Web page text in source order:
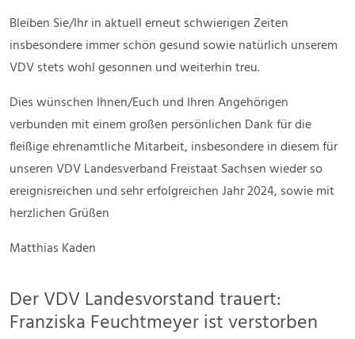
Bleiben Sie/Ihr in aktuell erneut schwierigen Zeiten
insbesondere immer schön gesund sowie natürlich unserem
VDV stets wohl gesonnen und weiterhin treu.
Dies wünschen Ihnen/Euch und Ihren Angehörigen
verbunden mit einem großen persönlichen Dank für die
fleißige ehrenamtliche Mitarbeit, insbesondere in diesem für
unseren VDV Landesverband Freistaat Sachsen wieder so
ereignisreichen und sehr erfolgreichen Jahr 2024, sowie mit
herzlichen Grüßen
Matthias Kaden
Der VDV Landesvorstand trauert:
Franziska Feuchtmeyer ist verstorben